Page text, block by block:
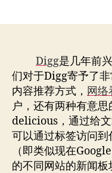
Digg是几年前
们对于Digg寄予了
内容推荐方式， 网络
户，还有两种有意
delicious，通过给文
可以通过标签访问
（即类似现在
的不同网站的新闻板